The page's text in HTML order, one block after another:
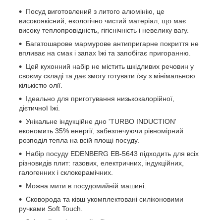
Посуд виготовлений з литого алюмінію, це
високоякісний, екологічно чистий матеріал, що має
високу теплопровідність, гігієнічність і невелику вагу.
Багатошарове мармурове антипригарне покриття не
впливає на смак і запах їжі та запобігає пригоранню.
Цей кухонний набір не містить шкідливих речовин у
своєму складі та дає змогу готувати їжу з мінімальною
кількістю олії.
Ідеально для приготування низькокалорійної,
дієтичної їжі.
Унікальне індукційне дно 'TURBO INDUCTION'
економить 35% енергії, забезпечуючи рівномірний
розподіл тепла на всій площі посуду.
Набір посуду EDENBERG EB-5643 підходить для всіх
різновидів плит: газових, електричних, індукційних,
галогенних і склокерамічних.
Можна мити в посудомийній машині.
Сковорода та ківш укомплектовані силіконовими
ручками Soft Touch.